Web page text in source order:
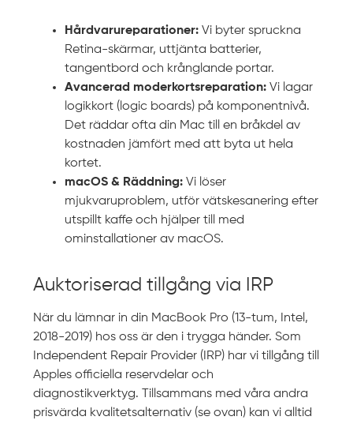
Hårdvarureparationer: Vi byter spruckna
Retina-skärmar, uttjänta batterier,
tangentbord och krånglande portar.
Avancerad moderkortsreparation: Vi lagar
logikkort (logic boards) på komponentnivå.
Det räddar ofta din Mac till en bråkdel av
kostnaden jämfört med att byta ut hela
kortet.
macOS & Räddning: Vi löser
mjukvaruproblem, utför vätskesanering efter
utspillt kaffe och hjälper till med
ominstallationer av macOS.
Auktoriserad tillgång via IRP
När du lämnar in din MacBook Pro (13-tum, Intel,
2018-2019) hos oss är den i trygga händer. Som
Independent Repair Provider (IRP) har vi tillgång till
Apples officiella reservdelar och
diagnostikverktyg. Tillsammans med våra andra
prisvärda kvalitetsalternativ (se ovan) kan vi alltid